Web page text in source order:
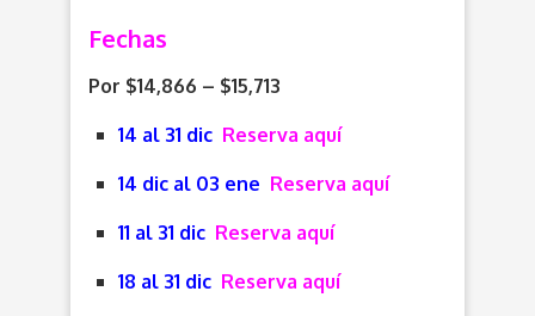
Fechas
Por $14,866 – $15,713
14 al 31 dic Reserva aquí
14 dic al 03 ene Reserva aquí
11 al 31 dic Reserva aquí
18 al 31 dic Reserva aquí